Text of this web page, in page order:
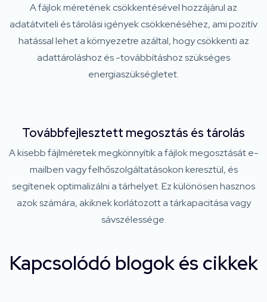
A fájlok méretének csökkentésével hozzájárul az
adatátviteli és tárolási igények csökkenéséhez, ami pozitív
hatással lehet a környezetre azáltal, hogy csökkenti az
adattároláshoz és -továbbításhoz szükséges
energiaszükségletet.
Továbbfejlesztett megosztás és tárolás
A kisebb fájlméretek megkönnyítik a fájlok megosztását e-
mailben vagy felhőszolgáltatásokon keresztül, és
segítenek optimalizálni a tárhelyet. Ez különösen hasznos
azok számára, akiknek korlátozott a tárkapacitása vagy
sávszélessége.
Kapcsolódó blogok és cikkek